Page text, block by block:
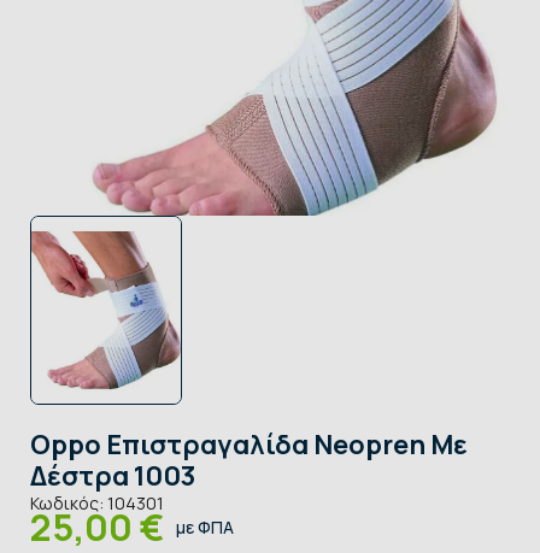
Oppo Επιστραγαλίδα Neopren Με
Δέστρα 1003
Κωδικός: 104301
25,00 € με ΦΠΑ